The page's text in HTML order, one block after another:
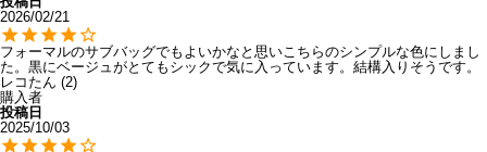
2026/02/21
フォーマルのサブバッグでもよいかなと思いこちらのシンプルな色にしまし
た。黒にベージュがとてもシックで気に入っています。結構入りそうです。
レコたん
2
購入者
投稿日
2025/10/03